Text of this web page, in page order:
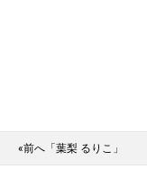
«前へ「葉梨 るりこ」